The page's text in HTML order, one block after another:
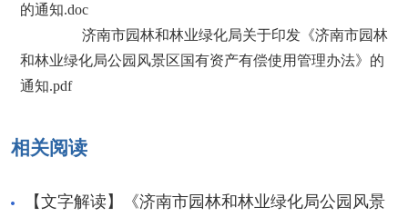
的通知.doc
济南市园林和林业绿化局关于印发《济南市园林
和林业绿化局公园风景区国有资产有偿使用管理办法》的
通知.pdf
相关阅读
【文字解读】《济南市园林和林业绿化局公园风景